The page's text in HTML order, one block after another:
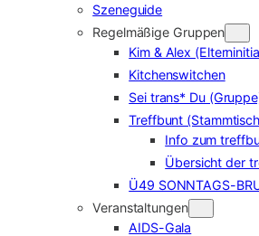
Szeneguide
Regelmäßige Gruppen
Kim & Alex
Kitchenswitchen
Sei trans* Du
Treffbunt
Info zum
Übersicht der
Ü49 SONNTAGS-
Veranstaltungen
AIDS-Gala